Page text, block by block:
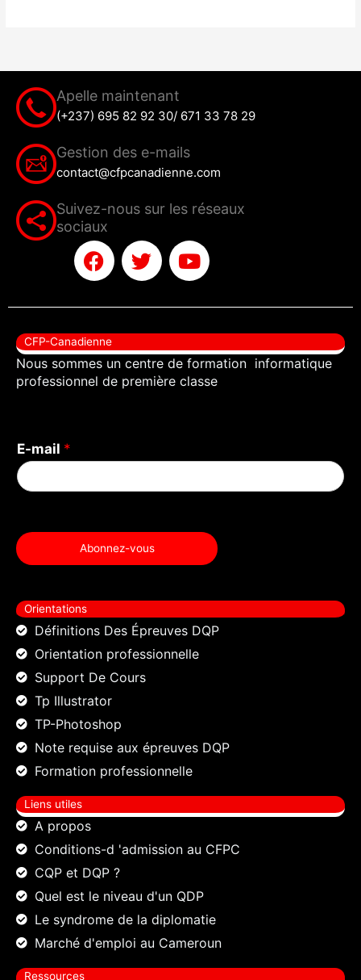
Apelle maintenant
(+237) 695 82 92 30/ 671 33 78 29
Gestion des e-mails
contact@cfpcanadienne.com
Suivez-nous sur les réseaux
sociaux
F
a
e
b
o
o
k
T
w
t
t
e
r
Y
o
t
u
b
e
CFP-Canadienne
Nous sommes un centre de formation informatique
professionnel de première classe
E-mail *
Abonnez-vous
Orientations
Définitions Des Épreuves DQP
Orientation professionnelle
Support De Cours
Tp Illustrator
TP-Photoshop
Note requise aux épreuves DQP
Formation professionnelle
Liens utiles
A propos
Conditions-d 'admission au CFPC
CQP et DQP ?
Quel est le niveau d'un QDP
Le syndrome de la diplomatie
Marché d'emploi au Cameroun
Ressources